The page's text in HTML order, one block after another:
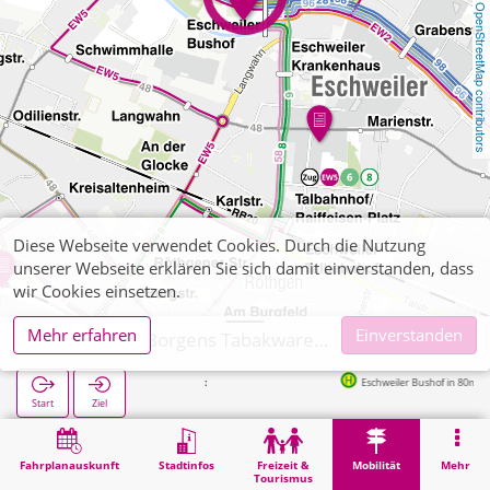
OpenStreetMap contributors
Fahrplanauskunft Stadtinfos
Freizeit &
Tourismus
Mobilität Mehr
Start Ziel
Eschweiler Bushof in 80m
Mobilität Eschweiler, Borgens Tabakwaren, Zeitschriften
Diese Webseite verwendet Cookies. Durch die Nutzung
unserer Webseite erklären Sie sich damit einverstanden, dass
wir Cookies einsetzen.
Mehr erfahren
Einverstanden